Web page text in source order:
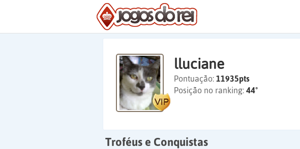
lluciane
Pontuação: 11935pts
Posição no ranking: 44º
Troféus e Conquistas